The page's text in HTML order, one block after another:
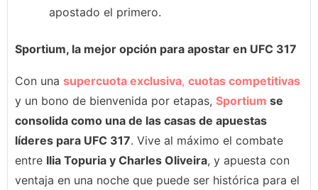
apostado el primero.
Sportium, la mejor opción para apostar en UFC 317
Con una supercuota exclusiva, cuotas competitivas
y un bono de bienvenida por etapas, Sportium se
consolida como una de las casas de apuestas
líderes para UFC 317. Vive al máximo el combate
entre Ilia Topuria y Charles Oliveira, y apuesta con
ventaja en una noche que puede ser histórica para el